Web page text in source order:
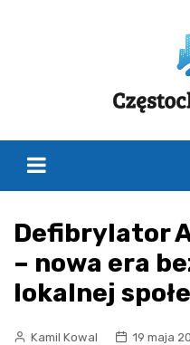
Defibrylator
– nowa era
lokalnej
Kamil Kowal
19 maja